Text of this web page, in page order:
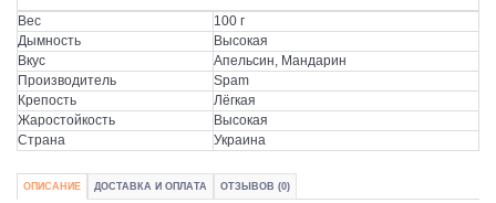
Вес
100 г
Дымность
Высокая
Вкус
Апельсин, Мандарин
Производитель
Spam
Крепость
Лёгкая
Жаростойкость
Высокая
Страна
Украина
ОПИСАНИЕ ДОСТАВКА И ОПЛАТА ОТЗЫВОВ (0)